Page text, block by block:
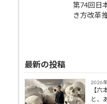
第74回日
き方改革
最新の投稿
2026
【
と、